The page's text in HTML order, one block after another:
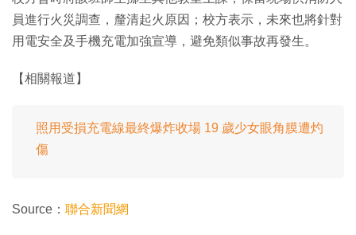
員進行火災調查，釐清起火原因；校方表示，未來也將針對
用電安全及手機充電加強宣導，避免類似事故再發生。
【相關報道】
照用受損充電線最終爆炸收場 19 歲少女眼角膜遭灼
傷
Source： 聯合新聞網